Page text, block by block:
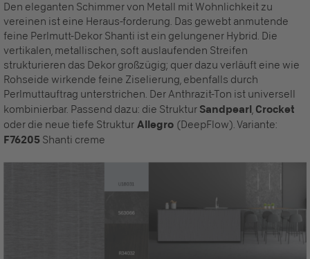
Den eleganten Schimmer von Metall mit Wohnlichkeit zu
vereinen ist eine Heraus-forderung. Das gewebt anmutende
feine Perlmutt-Dekor Shanti ist ein gelungener Hybrid. Die
vertikalen, metallischen, soft auslaufenden Streifen
strukturieren das Dekor großzügig; quer dazu verläuft eine wie
Rohseide wirkende feine Ziselierung, ebenfalls durch
Perlmuttauftrag unterstrichen. Der Anthrazit-Ton ist universell
kombinierbar. Passend dazu: die Struktur Sandpearl, Crocket
oder die neue tiefe Struktur Allegro (DeepFlow). Variante:
F76205 Shanti creme